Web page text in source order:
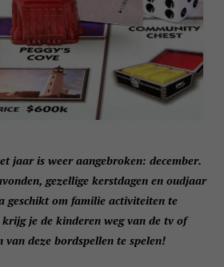
jaar is weer aangebroken: december.
gezellige kerstdagen en oudjaar
geschikt om familie activiteiten te
je de kinderen weg van de tv of
van deze bordspellen te spelen!